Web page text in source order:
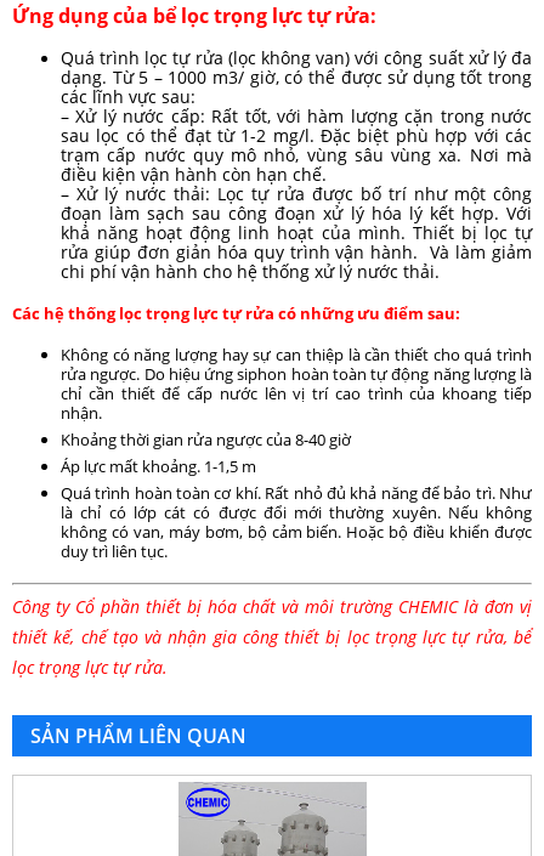
Ứng dụng của bể lọc trọng lực tự rửa:
Quá trình lọc tự rửa (lọc không van) với công suất xử lý đa
dạng. Từ 5 – 1000 m3/ giờ, có thể được sử dụng tốt trong
các lĩnh vực sau:
– Xử lý nước cấp: Rất tốt, với hàm lượng cặn trong nước
sau lọc có thể đạt từ 1-2 mg/l. Đặc biệt phù hợp với các
trạm cấp nước quy mô nhỏ, vùng sâu vùng xa. Nơi mà
điều kiện vận hành còn hạn chế.
– Xử lý nước thải: Lọc tự rửa được bố trí như một công
đoạn làm sạch sau công đoạn xử lý hóa lý kết hợp. Với
khả năng hoạt động linh hoạt của mình. Thiết bị lọc tự
rửa giúp đơn giản hóa quy trình vận hành. Và làm giảm
chi phí vận hành cho hệ thống xử lý nước thải.
Các hệ thống lọc trọng lực tự rửa có những ưu điểm sau:
Không có năng lượng hay sự can thiệp là cần thiết cho quá trình
rửa ngược. Do hiệu ứng siphon hoàn toàn tự động năng lượng là
chỉ cần thiết để cấp nước lên vị trí cao trình của khoang tiếp
nhận.
Khoảng thời gian rửa ngược của 8-40 giờ
Áp lực mất khoảng. 1-1,5 m
Quá trình hoàn toàn cơ khí. Rất nhỏ đủ khả năng để bảo trì. Như
là chỉ có lớp cát có được đổi mới thường xuyên. Nếu không
không có van, máy bơm, bộ cảm biến. Hoặc bộ điều khiển được
duy trì liên tục.
Công ty Cổ phần thiết bị hóa chất và môi trường CHEMIC là đơn vị
thiết kế, chế tạo và nhận gia công thiết bị lọc trọng lực tự rửa, bể
lọc trọng lực tự rửa.
SẢN PHẨM LIÊN QUAN